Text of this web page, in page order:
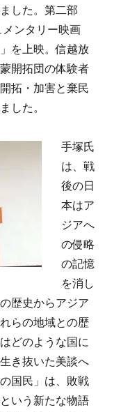
した。第二部
ンタリー映画
を上映。信越放
開拓団の体験者
拓・加害と棄民
した。
手塚氏
は、戦
後の日
本はア
ジアへ
の侵略
の記憶
を消し
歴史からアジア
らの地域との歴
どのような国に
き抜いた美談へ
国民」は、敗戦
いう新たな物語